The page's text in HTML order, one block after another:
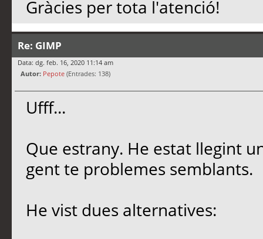
Gràcies per tota l'atenció!
Re: GIMP
Data: dg. feb. 16, 2020 11:14 am
Autor: Pepote (Entrades: 138)
Ufff...
Que estrany. He estat llegint
gent te problemes semblants.
He vist dues alternatives: